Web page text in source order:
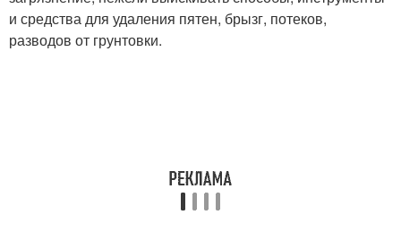
и средства для удаления пятен, брызг, потеков,
разводов от грунтовки.